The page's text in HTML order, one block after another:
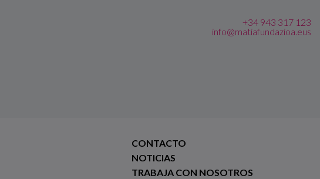
+34 943 317 123
info@matiafundazioa.eus
CONTACTO
NOTICIAS
TRABAJA CON NOSOTROS